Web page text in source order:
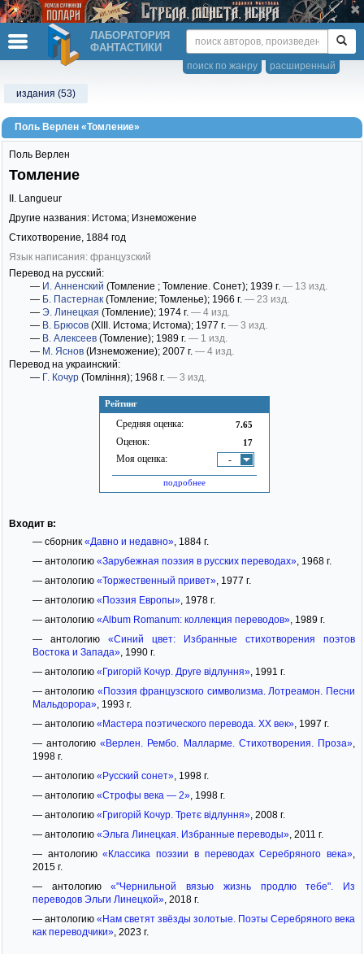
ЛАБОРАТОРИЯ
ФАНТАСТИКИ
расширенный
поиск по жанру
издания (53)
Поль Верлен «Томление»
Рейтинг
Средняя оценка: 7.65
Оценок: 17
Моя оценка: -
подробнее
Поль Верлен
Томление
II. Langueur
Другие названия: Истома; Изнеможение
Стихотворение, 1884 год
Язык написания: французский
Перевод на русский:
— И. Анненский (Томление ; Томление. Сонет); 1939 г. — 13 изд.
— Б. Пастернак (Томление; Томленье); 1966 г. — 23 изд.
— Э. Линецкая (Томление); 1974 г. — 4 изд.
— В. Брюсов (XIII. Истома; Истома); 1977 г. — 3 изд.
— В. Алексеев (Томление); 1989 г. — 1 изд.
— М. Яснов (Изнеможение); 2007 г. — 4 изд.
Перевод на украинский:
— Г. Кочур (Томління); 1968 г. — 3 изд.
Входит в:
— сборник «Давно и недавно», 1884 г.
— антологию «Зарубежная поэзия в русских переводах», 1968 г.
— антологию «Торжественный привет», 1977 г.
— антологию «Поэзия Европы», 1978 г.
— антологию «Album Romanum: коллекция переводов», 1989 г.
— антологию «Синий цвет: Избранные стихотворения поэтов
Востока и Запада», 1990 г.
— антологию «Григорій Кочур. Друге відлуння», 1991 г.
— антологию «Поэзия французского символизма. Лотреамон. Песни
Мальдорора», 1993 г.
— антологию «Мастера поэтического перевода. XX век», 1997 г.
— антологию«Верлен. Рембо. Малларме. Стихотворения. Проза»
1998 г.
— антологию «Русский сонет», 1998 г.
— антологию «Строфы века — 2», 1998 г.
— антологию «Григорій Кочур. Третє відлуння», 2008 г.
— антологию «Эльга Линецкая. Избранные переводы», 2011 г.
— антологию«Классика поэзии в переводах Серебряного века»
2015 г.
— антологию«"Чернильной вязью жизнь продлю тебе". Из
переводов Эльги Линецкой», 2018 г.
— антологию «Нам светят звёзды золотые. Поэты Серебряного века
как переводчики», 2023 г.